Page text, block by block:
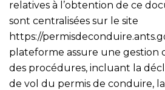
relatives à l’obtention de ce
sont centralisées sur le site
https://
plateforme assure une gestion
des procédures, incluant la
de vol du permis de conduire,